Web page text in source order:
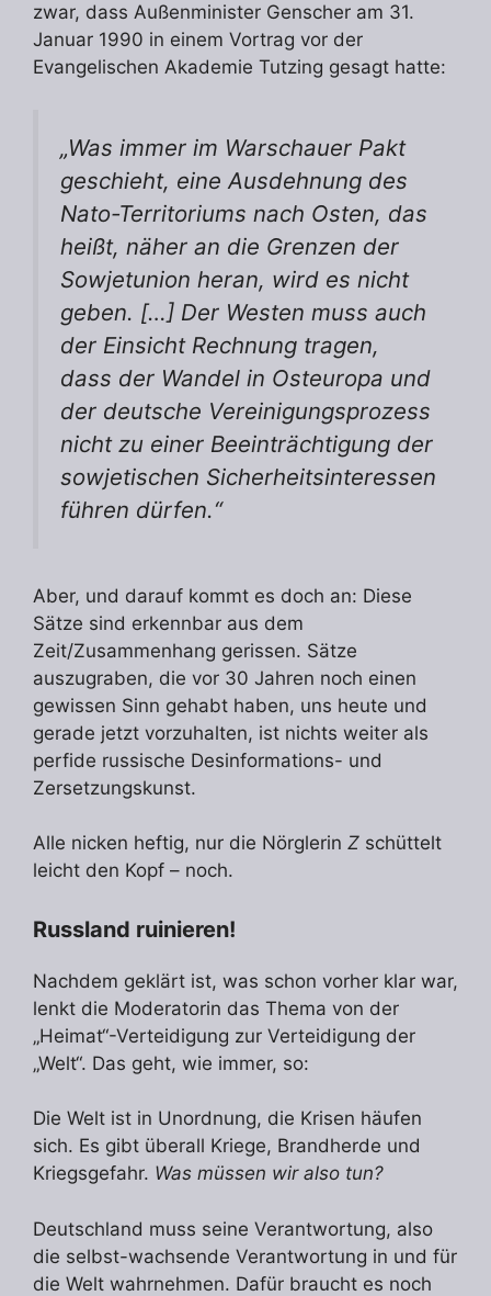
zwar, dass Außenminister Genscher am 31.
Januar 1990 in einem Vortrag vor der
Evangelischen Akademie Tutzing gesagt hatte:
„Was immer im Warschauer Pakt
geschieht, eine Ausdehnung des
Nato-Territoriums nach Osten, das
heißt, näher an die Grenzen der
Sowjetunion heran, wird es nicht
geben. […] Der Westen muss auch
der Einsicht Rechnung tragen,
dass der Wandel in Osteuropa und
der deutsche Vereinigungsprozess
nicht zu einer Beeinträchtigung der
sowjetischen Sicherheitsinteressen
führen dürfen.“
Aber, und darauf kommt es doch an: Diese
Sätze sind erkennbar aus dem
Zeit/Zusammenhang gerissen. Sätze
auszugraben, die vor 30 Jahren noch einen
gewissen Sinn gehabt haben, uns heute und
gerade jetzt vorzuhalten, ist nichts weiter als
perfide russische Desinformations- und
Zersetzungskunst.
Alle nicken heftig, nur die Nörglerin Z schüttelt
leicht den Kopf – noch.
Russland ruinieren!
Nachdem geklärt ist, was schon vorher klar war,
lenkt die Moderatorin das Thema von der
„Heimat“-Verteidigung zur Verteidigung der
„Welt“. Das geht, wie immer, so:
Die Welt ist in Unordnung, die Krisen häufen
sich. Es gibt überall Kriege, Brandherde und
Kriegsgefahr. Was müssen wir also tun?
Deutschland muss seine Verantwortung, also
die selbst-wachsende Verantwortung in und für
die Welt wahrnehmen. Dafür braucht es noch